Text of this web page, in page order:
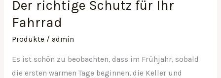
Der richtige Schutz für Ihr
Fahrrad
Produkte/ admin
Es ist schön zu beobachten, dass im Frühjahr, sobald
die ersten warmen Tage beginnen, die Keller und